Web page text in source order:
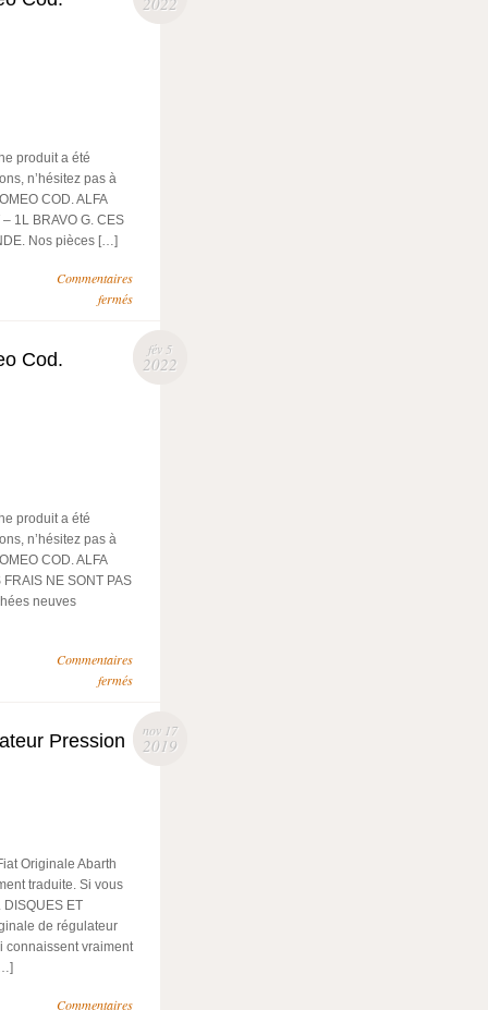
produit a été
n’hésitez pas à
COD. ALFA
– 1L BRAVO G. CES
Nos pièces […]
Commentaires
fermés
fév 5
2022
Cod.
produit a été
n’hésitez pas à
COD. ALFA
FRAIS NE SONT PAS
neuves
Commentaires
fermés
nov 17
2019
Pression
Originale Abarth
traduite. Si vous
ET
de régulateur
connaissent vraiment
Commentaires